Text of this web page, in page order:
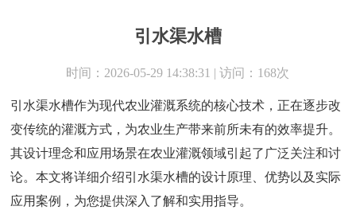
引水渠水槽
时间：2026-05-29 14:38:31 | 访问：168次
引水渠水槽作为现代农业灌溉系统的核心技术，正在逐步改
变传统的灌溉方式，为农业生产带来前所未有的效率提升。
其设计理念和应用场景在农业灌溉领域引起了广泛关注和讨
论。本文将详细介绍引水渠水槽的设计原理、优势以及实际
应用案例，为您提供深入了解和实用指导。